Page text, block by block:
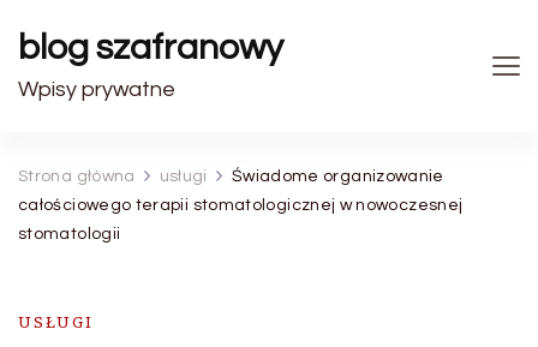
blog szafranowy
Wpisy prywatne
Strona główna usługi
Świadome organizowanie
całościowego terapii stomatologicznej w nowoczesnej
stomatologii
USŁUGI